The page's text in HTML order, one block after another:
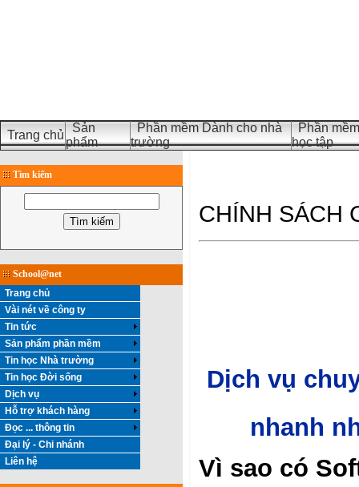
Trang chủ
Sản
phẩm
Phần mềm Dành cho nhà
trường
Phần
học tập
Tìm kiếm
School@net
Trang chủ
Vài nét về công ty
Tin tức
Sản phẩm phần mềm
Tin học Nhà trường
Tin học Đời sống
Dịch vụ
Hỗ trợ khách hàng
Đọc ... thông tin
Đại lý - Chi nhánh
Liên hệ
CHÍNH SÁCH
Dịch vụ
nhanh
Vì sao có